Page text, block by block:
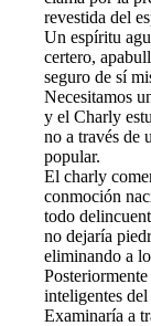
revestida del
Un espíritu
certero,
seguro de sí
Necesitamos
y el Charly
no a través de
popular.
El charly
conmoción
todo
no dejaría
eliminando a
inteligentes
Examinaría a